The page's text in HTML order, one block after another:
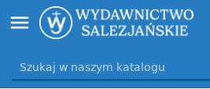
navigation
menu